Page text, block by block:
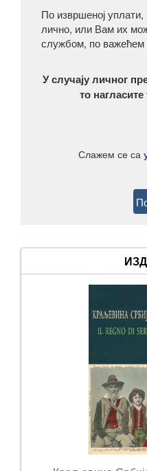
По извршеној
лично, или Вам их
службом, по важећем
У случају личног
то
Слажем се са